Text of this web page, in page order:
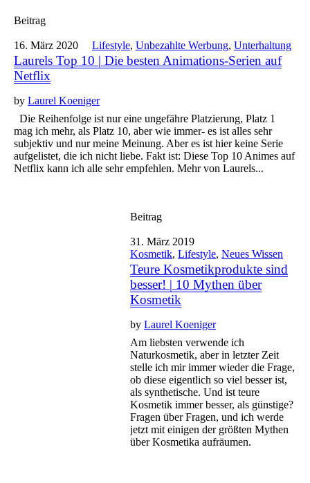
Beitrag
16. März 2020 Lifestyle, Unbezahlte Werbung, Unterhaltung
Laurels Top 10 | Die besten Animations-Serien auf
Netflix
by Laurel Koeniger
Die Reihenfolge ist nur eine ungefähre Platzierung, Platz 1
mag ich mehr, als Platz 10, aber wie immer- es ist alles sehr
subjektiv und nur meine Meinung. Aber es ist hier keine Serie
aufgelistet, die ich nicht liebe. Fakt ist: Diese Top 10 Animes auf
Netflix kann ich alle sehr empfehlen. Mehr von Laurels...
Beitrag
31. März 2019
Kosmetik,Lifestyle,Neues Wissen
Teure Kosmetikprodukte sind
besser! | 10 Mythen über
Kosmetik
byLaurel Koeniger
Am liebsten verwende ich
Naturkosmetik, aber in letzter Zeit
stelle ich mir immer wieder die Frage,
ob diese eigentlich so viel besser ist,
als synthetische. Und ist teure
Kosmetik immer besser, als günstige?
Fragen über Fragen, und ich werde
jetzt mit einigen der größten Mythen
über Kosmetika aufräumen.